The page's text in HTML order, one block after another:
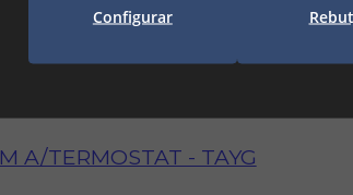
A/TERMOSTAT - TAYG
Configurar